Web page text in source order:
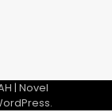
| Novel
.